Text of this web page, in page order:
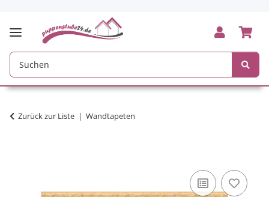
Zurück zur Liste Wandtapeten